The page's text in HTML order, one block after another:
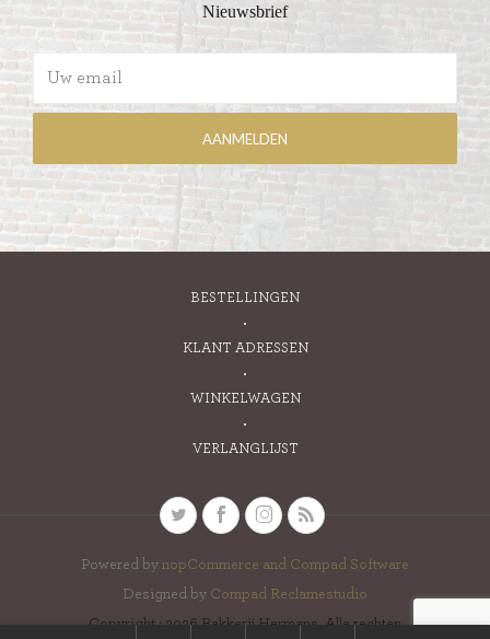
Nieuwsbrief
BESTELLINGEN
KLANT ADRESSEN
WINKELWAGEN
VERLANGLIJST
Powered by nopCommerce and Compad Software
Designed by Compad Reclamestudio
Copyright ; 2026 Bakkerij Hermans. Alle rechten